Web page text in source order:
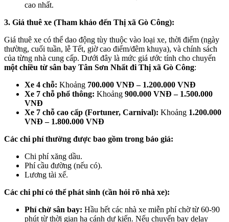
cao nhất.
3. Giá thuê xe (Tham khảo đến Thị xã Gò Công):
Giá thuê xe có thể dao động tùy thuộc vào loại xe, thời điểm (ngày
thường, cuối tuần, lễ Tết, giờ cao điểm/đêm khuya), và chính sách
của từng nhà cung cấp. Dưới đây là mức giá ước tính cho chuyến
một chiều từ sân bay Tân Sơn Nhất đi Thị xã Gò Công:
Xe 4 chỗ: Khoảng 700.000 VNĐ – 1.200.000 VNĐ
Xe 7 chỗ phổ thông: Khoảng 900.000 VNĐ – 1.500.000
VNĐ
Xe 7 chỗ cao cấp (Fortuner, Carnival): Khoảng 1.200.000
VNĐ – 1.800.000 VNĐ
Các chi phí thường được bao gồm trong báo giá:
Chi phí xăng dầu.
Phí cầu đường (nếu có).
Lương tài xế.
Các chi phí có thể phát sinh (cần hỏi rõ nhà xe):
Phí chờ sân bay: Hầu hết các nhà xe miễn phí chờ từ 60-90
phút từ thời gian hạ cánh dự kiến. Nếu chuyến bay delay